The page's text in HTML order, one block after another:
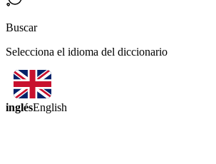
Buscar
Selecciona el idioma del diccionario
inglésEnglish